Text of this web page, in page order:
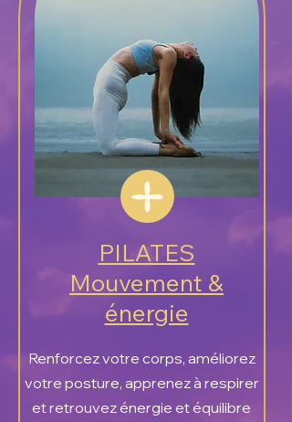
PILATES
Mouvement &
énergie
Renforcez votre corps, améliorez
votre posture, apprenez à respirer
et retrouvez énergie et équilibre